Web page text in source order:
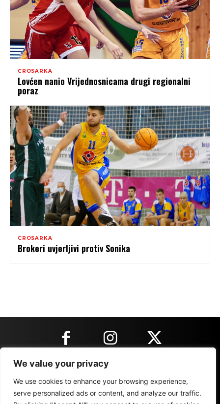
We value your privacy
We use cookies to enhance your browsing experience,
serve personalized ads or content, and analyze our traffic.
CROSARKA
Lovćen nanio Vrijednosnicama drugi regionalni
poraz
CROSARKA
Brokeri uvjerljivi protiv Sonika
KONTAKT INFORMACIJE